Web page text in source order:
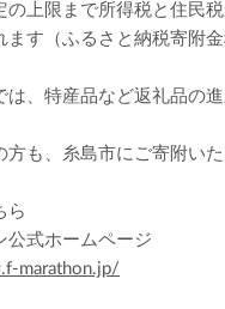
の上限まで所得税と住民
ます（ふるさと納税寄附
は、特産品など返礼品の
方も、糸島市にご寄附いた
ら
公式ホームページ
marathon.jp/